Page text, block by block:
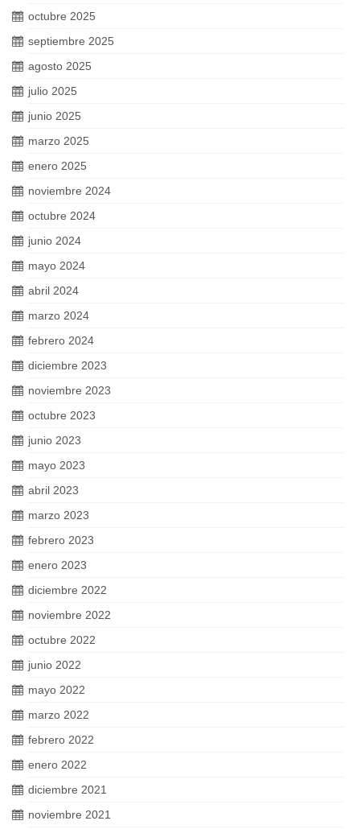
octubre 2025
septiembre 2025
agosto 2025
julio 2025
junio 2025
marzo 2025
enero 2025
noviembre 2024
octubre 2024
junio 2024
mayo 2024
abril 2024
marzo 2024
febrero 2024
diciembre 2023
noviembre 2023
octubre 2023
junio 2023
mayo 2023
abril 2023
marzo 2023
febrero 2023
enero 2023
diciembre 2022
noviembre 2022
octubre 2022
junio 2022
mayo 2022
marzo 2022
febrero 2022
enero 2022
diciembre 2021
noviembre 2021